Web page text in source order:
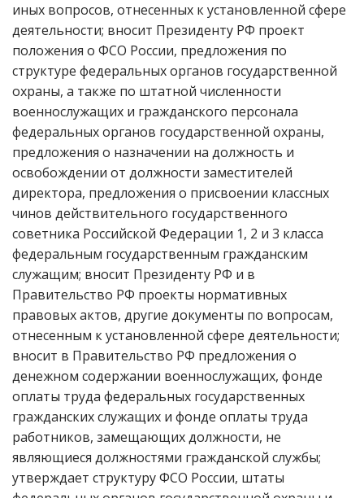
иных вопросов, отнесенных к установленной сфере
деятельности; вносит Президенту РФ проект
положения о ФСО России, предложения по
структуре федеральных органов государственной
охраны, а также по штатной численности
военнослужащих и гражданского персонала
федеральных органов государственной охраны,
предложения о назначении на должность и
освобождении от должности заместителей
директора, предложения о присвоении классных
чинов действительного государственного
советника Российской Федерации 1, 2 и 3 класса
федеральным государственным гражданским
служащим; вносит Президенту РФ и в
Правительство РФ проекты нормативных
правовых актов, другие документы по вопросам,
отнесенным к установленной сфере деятельности;
вносит в Правительство РФ предложения о
денежном содержании военнослужащих, фонде
оплаты труда федеральных государственных
гражданских служащих и фонде оплаты труда
работников, замещающих должности, не
являющиеся должностями гражданской службы;
утверждает структуру ФСО России, штаты